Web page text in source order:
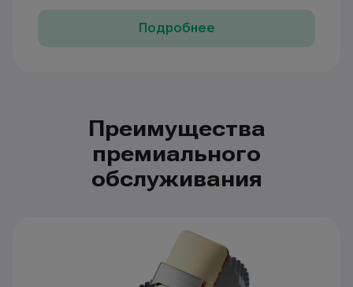
Подробнее
Преимущества
премиального
обслуживания